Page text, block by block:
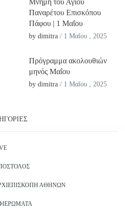
Μνήμη του Αγίου
Παναρέτου Επισκόπου
Πάφου | 1 Μαΐου
by dimitra / 1 Μαΐου , 2025
Πρόγραμμα ακολουθιών
μηνός Μαΐου
by dimitra / 1 Μαΐου , 2025
ΑΘΗΝΏΝ